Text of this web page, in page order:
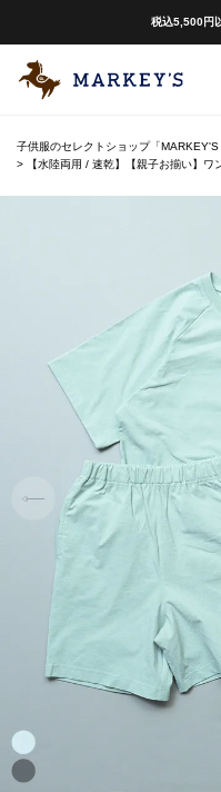
税込5,500円
子供服のセレクトショップ「MARKEY'S
【水陸両用 / 速乾】【親子お揃い】